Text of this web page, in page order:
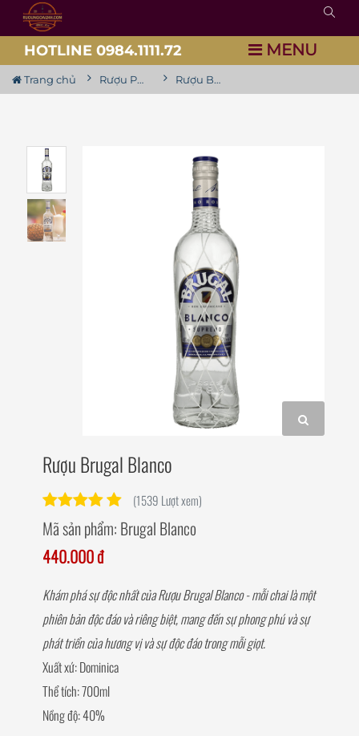
HOTLINE 0984.1111.72 MENU
Trang chủ Rượu Pha Chế Rượu Brugal Blanco
Rượu Brugal Blanco
(1539 Lượt xem)
Mã sản phẩm: Brugal Blanco
440.000 đ
Khám phá sự độc nhất của Rượu Brugal Blanco - mỗi chai là một
phiên bản độc đáo và riêng biệt, mang đến sự phong phú và sự
phát triển của hương vị và sự độc đáo trong mỗi giọt.
Xuất xứ: Dominica
Thể tích: 700ml
Nồng độ: 40%